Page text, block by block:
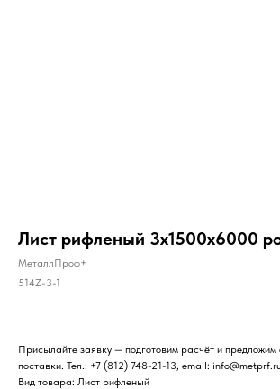
Лист рифленый 3х1500х6000
МеталлПроф+
514Z-3-1
Присылайте заявку — подготовим расчёт и предложим
поставки. Тел.: +7 (812) 748-21-13, email:
Вид товара: Лист рифленый